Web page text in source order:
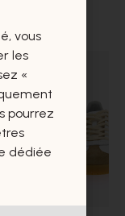
vous
les
«
pourrez
dédiée